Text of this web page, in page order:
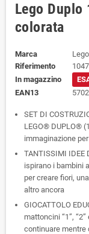
Lego Duplo
colorata
Marca
Lego
Riferimento
In magazzino
EAN13
SET DI
LEGO® DUPLO®
immaginazione
TANTISSIMI IDEE
ispirano i bambini
per creare fiori,
altro ancora
GIOCATTOLO
mattoncini “1”,
continuare